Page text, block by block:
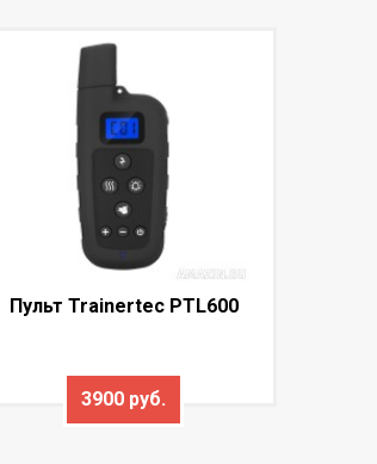
Пульт Trainertec PTL600
3900 руб.